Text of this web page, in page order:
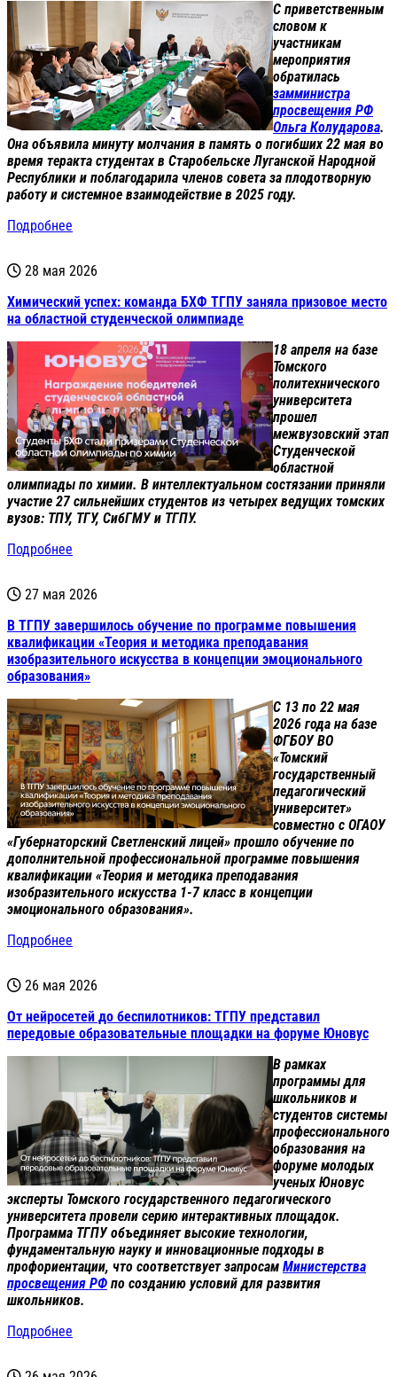
С приветственным
словом к
участникам
мероприятия
обратилась
замминистра
просвещения РФ
Ольга Колударова.
Она объявила минуту молчания в память о погибших 22 мая во
время теракта студентах в Старобельске Луганской Народной
Республики и поблагодарила членов совета за плодотворную
работу и системное взаимодействие в 2025 году.
Подробнее
28 мая 2026
Химический успех: команда БХФ ТГПУ заняла призовое место
на областной студенческой олимпиаде
18 апреля на базе
Томского
политехнического
университета
прошел
межвузовский этап
Студенческой
областной
олимпиады по химии. В интеллектуальном состязании приняли
участие 27 сильнейших студентов из четырех ведущих томских
вузов: ТПУ, ТГУ, СибГМУ и ТГПУ.
Подробнее
27 мая 2026
В ТГПУ завершилось обучение по программе повышения
квалификации «Теория и методика преподавания
изобразительного искусства в концепции эмоционального
образования»
С 13 по 22 мая
2026 года на базе
ФГБОУ ВО
«Томский
государственный
педагогический
университет»
совместно с ОГАОУ
«Губернаторский Светленский лицей» прошло обучение по
дополнительной профессиональной программе повышения
квалификации «Теория и методика преподавания
изобразительного искусства 1-7 класс в концепции
эмоционального образования».
Подробнее
26 мая 2026
От нейросетей до беспилотников: ТГПУ представил
передовые образовательные площадки на форуме Юновус
В рамках
программы для
школьников и
студентов системы
профессионального
образования на
форуме молодых
ученых Юновус
эксперты Томского государственного педагогического
университета провели серию интерактивных площадок.
Программа ТГПУ объединяет высокие технологии,
фундаментальную науку и инновационные подходы в
профориентации, что соответствует запросам Министерства
просвещения РФ по созданию условий для развития
школьников.
Подробнее